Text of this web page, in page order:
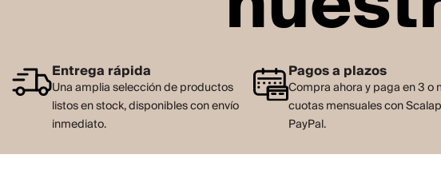
Entrega rápida
Una amplia selección de productos
listos en stock, disponibles con envío
inmediato.
Pagos a plazos
Compra ahora y paga en 3 o
cuotas mensuales con
PayPal.